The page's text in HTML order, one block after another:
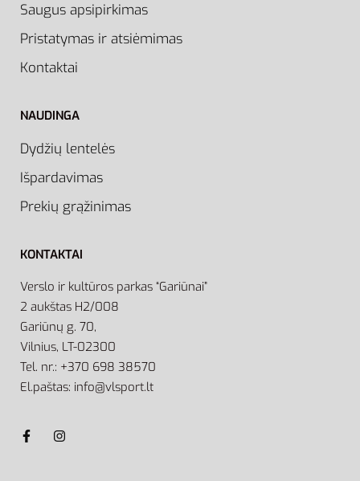
Saugus apsipirkimas
Pristatymas ir atsiėmimas
Kontaktai
NAUDINGA
Dydžių lentelės
Išpardavimas
Prekių grąžinimas
KONTAKTAI
Verslo ir kultūros parkas “Gariūnai”
2 aukštas H2/008
Gariūnų g. 70,
Vilnius, LT-02300
Tel. nr.: +370 698 38570
El.paštas: info@vlsport.lt